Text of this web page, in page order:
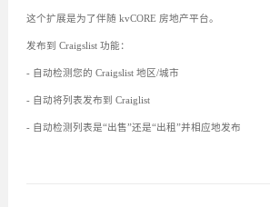
这个扩展是为了伴随 kvCORE 房地产平台。
发布到 Craigslist 功能：
- 自动检测您的 Craigslist 地区/城市
- 自动将列表发布到 Craiglist
- 自动检测列表是“出售”还是“出租”并相应地发布